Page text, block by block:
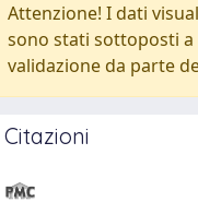
Attenzione! I dati
sono stati sottoposti a
validazione da parte
Citazioni